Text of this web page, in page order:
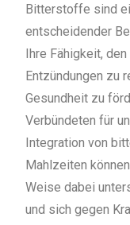
Bitterstoffe sind
entscheidender
Ihre Fähigkeit,
Entzündungen zu
Gesundheit zu
Verbündeten für
Integration von
Mahlzeiten
Weise dabei
und sich gegen